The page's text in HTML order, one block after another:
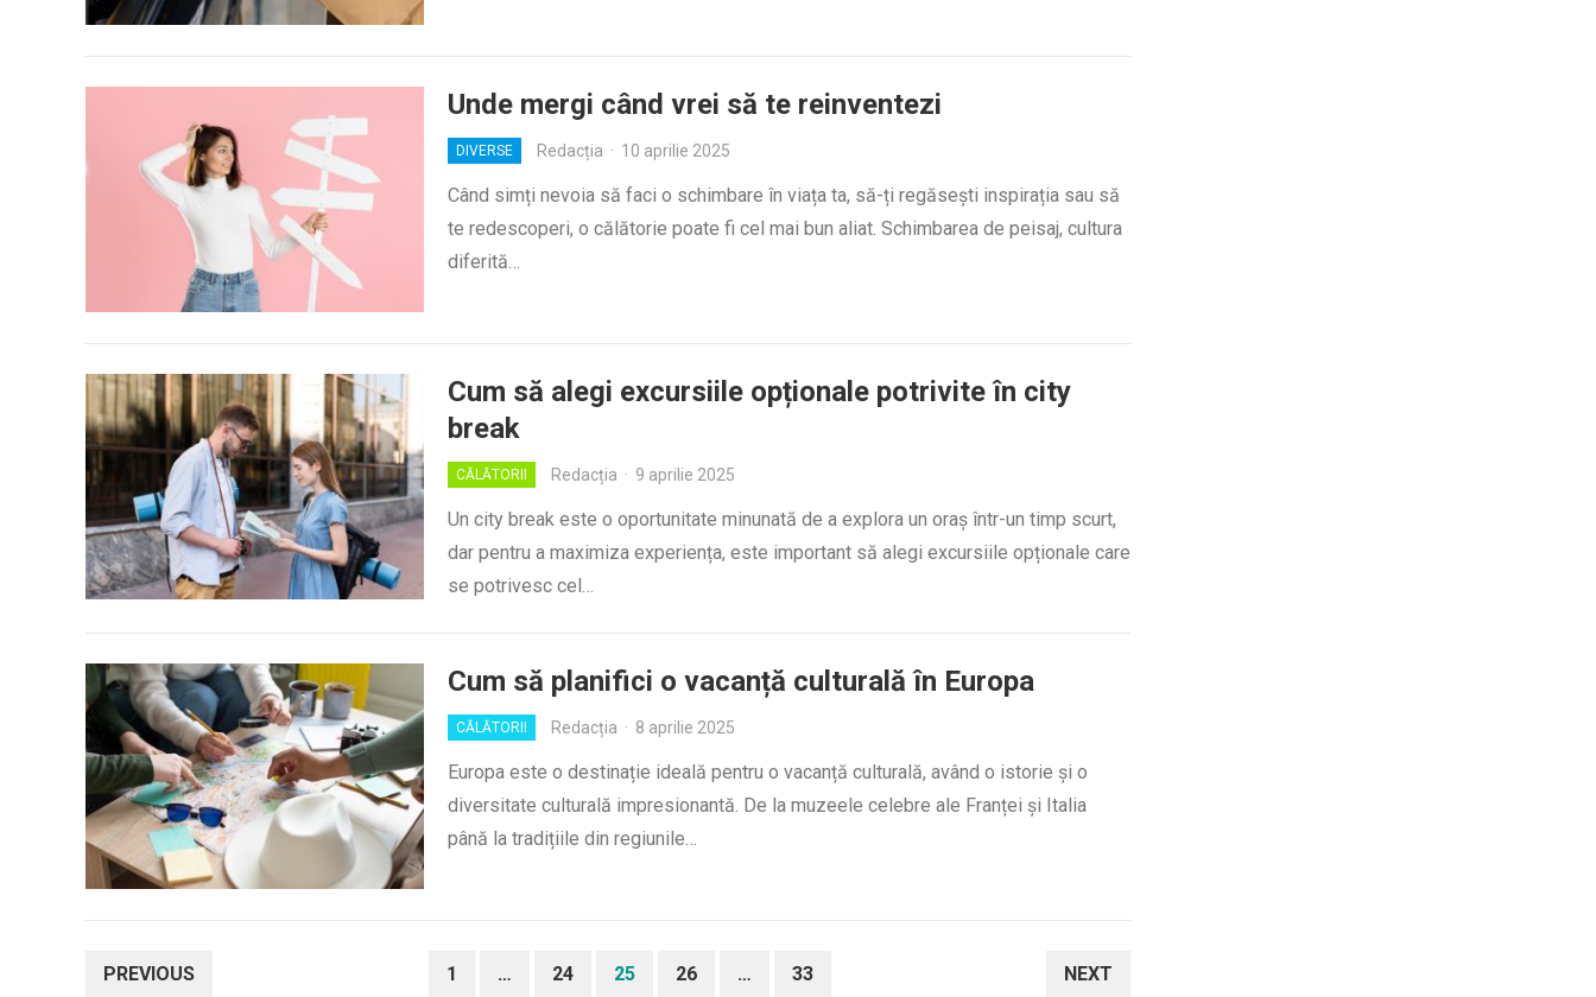
Unde mergi când vrei să te reinventezi
DIVERSE Redacția · 10 aprilie 2025
Când simți nevoia să faci o schimbare în viața ta, să-ți regăsești inspirația sau să
te redescoperi, o călătorie poate fi cel mai bun aliat. Schimbarea de peisaj, cultura
diferită…
Cum să alegi excursiile opționale potrivite în city
break
CĂLĂTORII Redacția · 9 aprilie 2025
Un city break este o oportunitate minunată de a explora un oraș într-un timp scurt,
dar pentru a maximiza experiența, este important să alegi excursiile opționale care
se potrivesc cel…
Cum să planifici o vacanță culturală în Europa
CĂLĂTORII Redacția · 8 aprilie 2025
Europa este o destinație ideală pentru o vacanță culturală, având o istorie și o
diversitate culturală impresionantă. De la muzeele celebre ale Franței și Italia
până la tradițiile din regiunile…
PAGINAȚIE
PREVIOUS 1 … 24 25 26 … 33 NEXT